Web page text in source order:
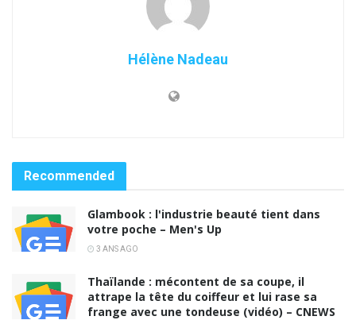
Hélène Nadeau
Recommended
Glambook : l'industrie beauté tient dans
votre poche – Men's Up
3 ANS AGO
Thaïlande : mécontent de sa coupe, il
attrape la tête du coiffeur et lui rase sa
frange avec une tondeuse (vidéo) – CNEWS